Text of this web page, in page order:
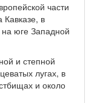
части
в
юге Западной
и степной
лугах, в
и около